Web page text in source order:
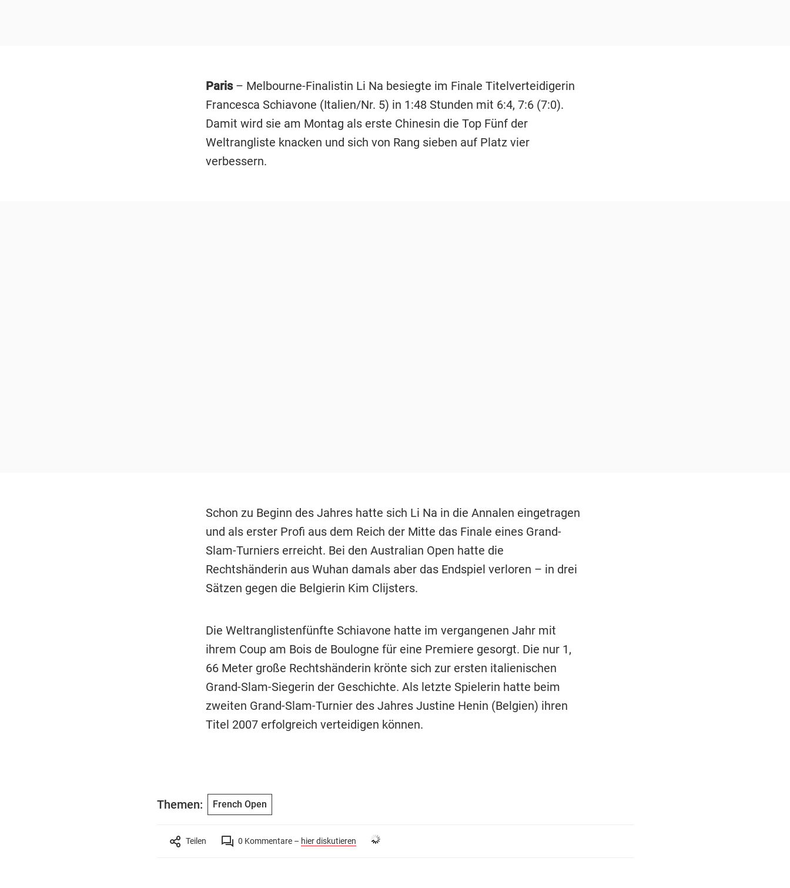
Paris– Melbourne-Finalistin Li Na besiegte im Finale Titelverteidigerin
Francesca Schiavone (Italien/Nr. 5) in 1:48 Stunden mit 6:4, 7:6 (7:0).
Damit wird sie am Montag als erste Chinesin die Top Fünf der
Weltrangliste knacken und sich von Rang sieben auf Platz vier
verbessern.
Schon zu Beginn des Jahres hatte sich Li Na in die Annalen eingetragen
und als erster Profi aus dem Reich der Mitte das Finale eines Grand-
Slam-Turniers erreicht. Bei den Australian Open hatte die
Rechtshänderin aus Wuhan damals aber das Endspiel verloren – in drei
Sätzen gegen die Belgierin Kim Clijsters.
Die Weltranglistenfünfte Schiavone hatte im vergangenen Jahr mit
ihrem Coup am Bois de Boulogne für eine Premiere gesorgt. Die nur 1,
66 Meter große Rechtshänderin krönte sich zur ersten italienischen
Grand-Slam-Siegerin der Geschichte. Als letzte Spielerin hatte beim
zweiten Grand-Slam-Turnier des Jahres Justine Henin (Belgien) ihren
Titel 2007 erfolgreich verteidigen können.
Themen: French Open
Teilen 0 Kommentare – hier diskutieren